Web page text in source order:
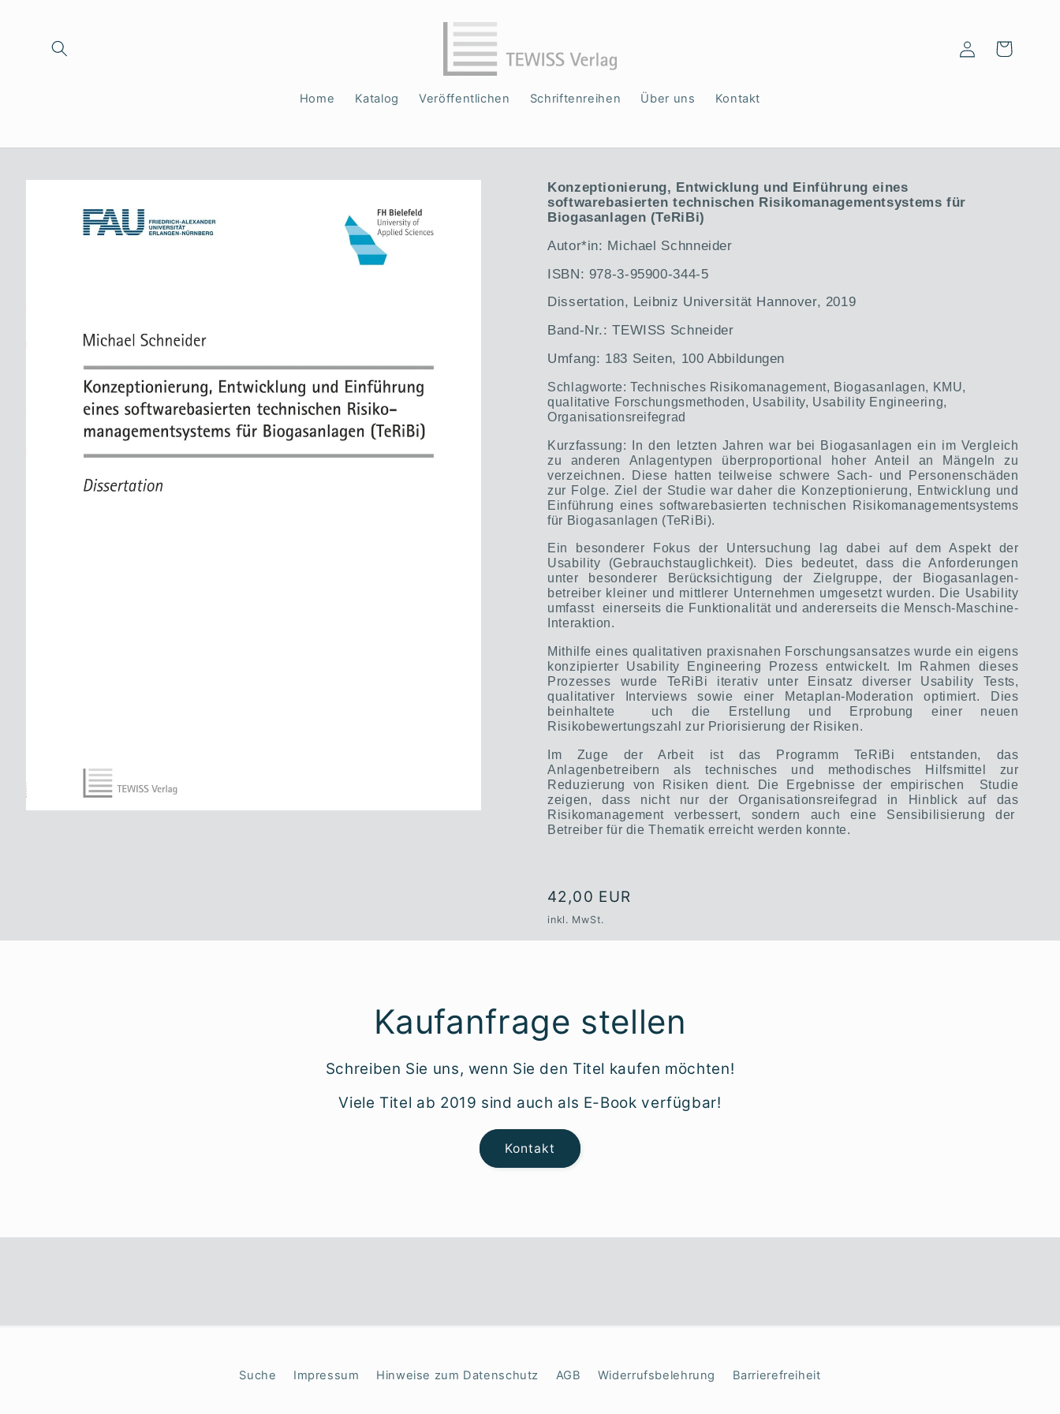
Home Katalog Veröffentlichen Schriftenreihen Über uns Kontakt
EinloggenWarenkorb
Zu
Konzeptionierung, Entwicklung und Einführung eines
softwarebasierten technischen Risikomanagementsystems für
Biogasanlagen (TeRiBi)
Autor*in: Michael Schnneider
ISBN: 978-3-95900-344-5
Dissertation, Leibniz Universität Hannover, 2019
Band-Nr.: TEWISS Schneider
Umfang: 183 Seiten, 100 Abbildungen
Schlagworte: Technisches Risikomanagement, Biogasanlagen, KMU,
qualitative Forschungsmethoden, Usability, Usability Engineering,
Organisationsreifegrad
Kurzfassung: In den letzten Jahren war bei Biogasanlagen ein im Vergleich
zu anderen Anlagentypen überproportional hoher Anteil an Mängeln zu
verzeichnen. Diese hatten teilweise schwere Sach- und Personenschäden
zur Folge. Ziel der Studie war daher die Konzeptionierung, Entwicklung und
Einführung eines softwarebasierten technischen Risikomanagementsystems
für Biogasanlagen (TeRiBi).
Ein besonderer Fokus der Untersuchung lag dabei auf dem Aspekt der
Usability (Gebrauchstauglichkeit). Dies bedeutet, dass die Anforderungen
unter besonderer Berücksichtigung der Zielgruppe, der Biogasanlagen-
betreiber kleiner und mittlerer Unternehmen umgesetzt wurden. Die Usability
umfasst
einerseits die Funktionalität und andererseits die Mensch-Maschine-
Interaktion.
Mithilfe eines qualitativen praxisnahen Forschungsansatzes wurde ein eigens
konzipierter Usability Engineering Prozess entwickelt. Im Rahmen dieses
Prozesses wurde TeRiBi iterativ unter Einsatz diverser Usability Tests,
qualitativer Interviews sowie einer Metaplan-Moderation optimiert. Dies
beinhaltete
uch die Erstellung und Erprobung einer neuen
Risikobewertungszahl zur Priorisierung der Risiken.
Im Zuge der Arbeit ist das Programm TeRiBi entstanden, das
Anlagenbetreibern als technisches und methodisches Hilfsmittel zur
Reduzierung von Risiken dient. Die Ergebnisse der empirischen
Studie
zeigen, dass nicht nur der Organisationsreifegrad in Hinblick auf das
Risikomanagement verbessert, sondern auch eine Sensibilisierung der
Betreiber für die Thematik erreicht werden konnte.
Normaler
Preis
42,00 EUR
inkl. MwSt.
Kaufanfrage stellen
Schreiben Sie uns, wenn Sie den Titel kaufen möchten!
Viele Titel ab 2019 sind auch als E-Book verfügbar!
Kontakt
Suche Impressum Hinweise zum Datenschutz AGB Widerrufsbelehrung Barrierefreiheit